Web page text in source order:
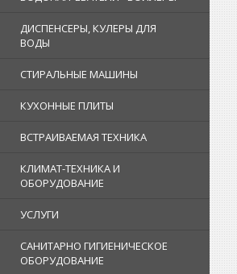
ДИСПЕНСЕРЫ, КУЛЕРЫ ДЛЯ
ВОДЫ
СТИРАЛЬНЫЕ МАШИНЫ
КУХОННЫЕ ПЛИТЫ
ВСТРАИВАЕМАЯ ТЕХНИКА
КЛИМАТ-ТЕХНИКА И
ОБОРУДОВАНИЕ
УСЛУГИ
САНИТАРНО ГИГИЕНИЧЕСКОЕ
ОБОРУДОВАНИЕ